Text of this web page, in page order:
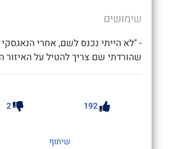
שימושים
- "לא הייתי נכנס לשם, אחרי הנאגסקי
שהורדתי שם צריך להטיל על האיזור
192
2
שיתוף